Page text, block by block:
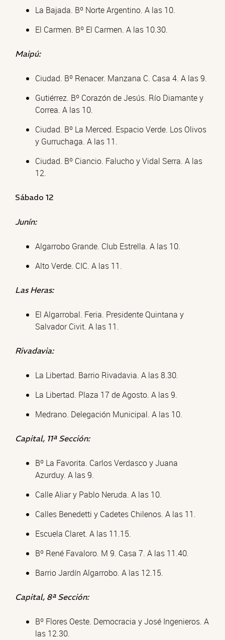
La Bajada. Bº Norte Argentino. A las 10.
El Carmen. Bº El Carmen. A las 10.30.
Maipú:
Ciudad. Bº Renacer. Manzana C. Casa 4. A las 9.
Gutiérrez. Bº Corazón de Jesús. Río Diamante y
Correa. A las 10.
Ciudad. Bº La Merced. Espacio Verde. Los Olivos
y Gurruchaga. A las 11.
Ciudad. Bº Ciancio. Falucho y Vidal Serra. A las
12.
Sábado 12
Junín:
Algarrobo Grande. Club Estrella. A las 10.
Alto Verde. CIC. A las 11.
Las Heras:
El Algarrobal. Feria. Presidente Quintana y
Salvador Civit. A las 11.
Rivadavia:
La Libertad. Barrio Rivadavia. A las 8.30.
La Libertad. Plaza 17 de Agosto. A las 9.
Medrano. Delegación Municipal. A las 10.
Capital, 11ª Sección:
Bº La Favorita. Carlos Verdasco y Juana
Azurduy. A las 9.
Calle Aliar y Pablo Neruda. A las 10.
Calles Benedetti y Cadetes Chilenos. A las 11.
Escuela Claret. A las 11.15.
Bº René Favaloro. M 9. Casa 7. A las 11.40.
Barrio Jardín Algarrobo. A las 12.15.
Capital, 8ª Sección:
Bº Flores Oeste. Democracia y José Ingenieros. A
las 12.30.